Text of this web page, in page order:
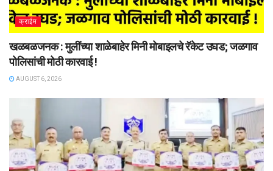
क्राईम
खळबळजनक : मुलींच्या शाळेबाहेर मिनी मोबाइलचे रॅकेट उघड; जळगाव
पोलिसांची मोठी कारवाई !
AUGUST 6, 2026